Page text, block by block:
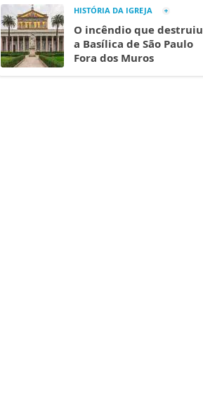
HISTÓRIA DA IGREJA
O incêndio que destruiu
a Basílica de São Paulo
Fora dos Muros